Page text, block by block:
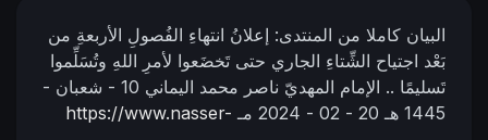
البيان كاملا من المنتدى: إعلانُ انتهاءِ الفُصولِ الأربعةِ من
بَعْد اجتياح الشِّتاءِ الجاري حتى تَخضَعوا لأمرِ اللهِ وتُسَلِّموا
تَسليمًا .. الإمام المهديّ ناصر محمد اليماني
10 - شعبان -
1445 هـ
20 - 02 - 2024 مـ
https://www.nasser-